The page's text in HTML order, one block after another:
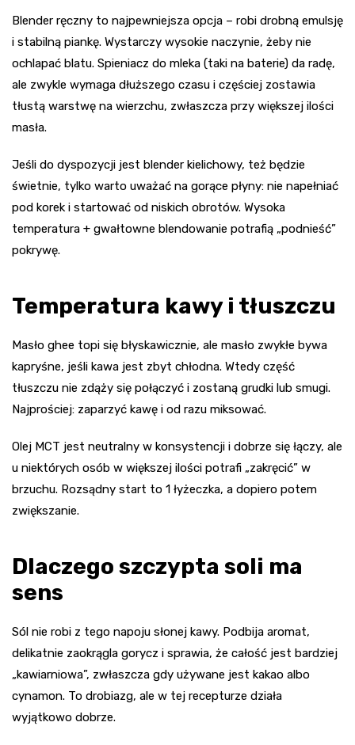
Blender ręczny to najpewniejsza opcja – robi drobną emulsję
i stabilną piankę. Wystarczy wysokie naczynie, żeby nie
ochlapać blatu. Spieniacz do mleka (taki na baterie) da radę,
ale zwykle wymaga dłuższego czasu i częściej zostawia
tłustą warstwę na wierzchu, zwłaszcza przy większej ilości
masła.
Jeśli do dyspozycji jest blender kielichowy, też będzie
świetnie, tylko warto uważać na gorące płyny: nie napełniać
pod korek i startować od niskich obrotów. Wysoka
temperatura + gwałtowne blendowanie potrafią „podnieść”
pokrywę.
Temperatura kawy i tłuszczu
Masło ghee topi się błyskawicznie, ale masło zwykłe bywa
kapryśne, jeśli kawa jest zbyt chłodna. Wtedy część
tłuszczu nie zdąży się połączyć i zostaną grudki lub smugi.
Najprościej: zaparzyć kawę i od razu miksować.
Olej MCT jest neutralny w konsystencji i dobrze się łączy, ale
u niektórych osób w większej ilości potrafi „zakręcić” w
brzuchu. Rozsądny start to 1 łyżeczka, a dopiero potem
zwiększanie.
Dlaczego szczypta soli ma
sens
Sól nie robi z tego napoju słonej kawy. Podbija aromat,
delikatnie zaokrągla gorycz i sprawia, że całość jest bardziej
„kawiarniowa”, zwłaszcza gdy używane jest kakao albo
cynamon. To drobiazg, ale w tej recepturze działa
wyjątkowo dobrze.